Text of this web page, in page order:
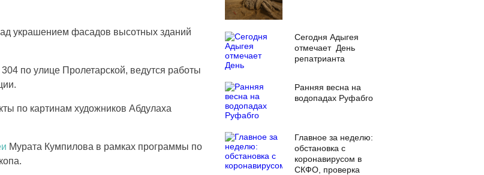
украшением фасадов высотных зданий
по улице Пролетарской, ведутся работы
.
по картинам художников Абдулаха
Мурата Кумпилова в рамках программы по
Сегодня Адыгея
отмечает День
репатрианта
Ранняя весна на
водопадах Руфабго
Главное за неделю:
обстановка с
коронавирусом в
СКФО, проверка